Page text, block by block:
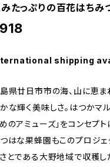
たっぷりの百花はちみ
shipping
県廿日市市の海、山に恵
な輝く美味しさ。はつか
のアミューズ」をコンセプ
はな果蜂園もこのプロジ
とである大野地域で収穫し